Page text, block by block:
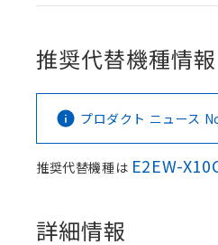
推奨代替機種情報
プロダクト ニュース
推奨代替機種は E2EW-
詳細情報